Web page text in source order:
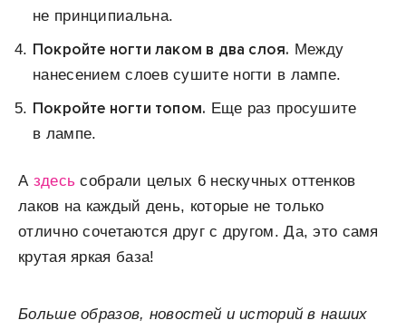
не принципиальна.
Покройте ногти лаком в два слоя. Между
нанесением слоев сушите ногти в лампе.
Покройте ногти топом. Еще раз просушите
в лампе.
Аздесь собрали целых 6 нескучных оттенков
лаков на каждый день, которые не только
отлично сочетаются друг с другом. Да, это самя
крутая яркая база!
Больше образов, новостей и историй в наших